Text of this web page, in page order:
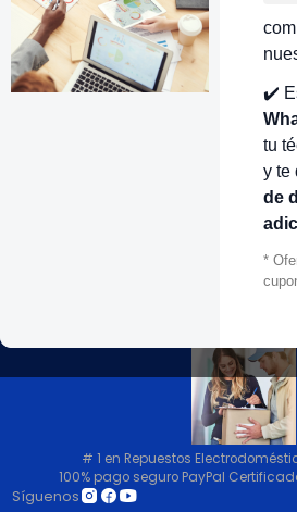
✔️
tu
y te
de
*
|Mabe
PLÁSTICA CON IMÁN
MABE AMAZONAS
COP
VOLVER
# 1 en Repuestos
100% pago seguro PayPal
Síguenos